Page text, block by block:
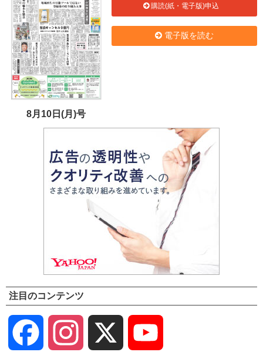
8月10日(月)号
購読(紙・電子版)申込
電子版を読む
注目のコンテンツ
Facebook Instagram